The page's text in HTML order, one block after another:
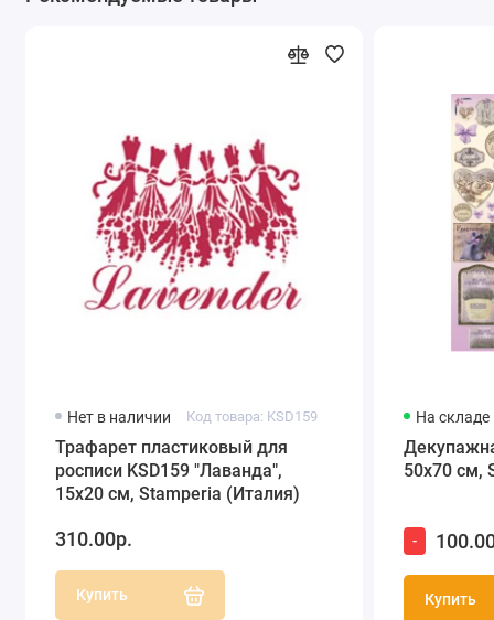
Нет в наличии Код товара: KSD159
Трафарет пластиковый для
росписи KSD159 "Лаванда",
15х20 см, Stamperia (Италия)
310.00р.
Купить
На складе
50х70 см,
-
Купить